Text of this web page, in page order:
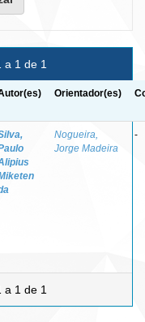
a 1 de 1
Orientador(es)
Nogueira,
Jorge Madeira
-
a 1 de 1